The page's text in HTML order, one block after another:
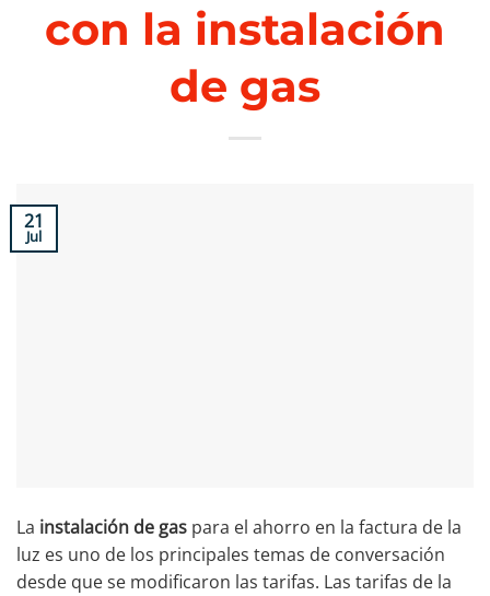
con la instalación
de gas
21
Jul
La instalación de gas para el ahorro en la factura de la
luz es uno de los principales temas de conversación
desde que se modificaron las tarifas. Las tarifas de la